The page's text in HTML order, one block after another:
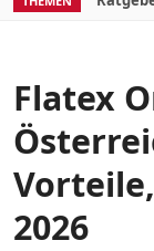
Flatex
2026